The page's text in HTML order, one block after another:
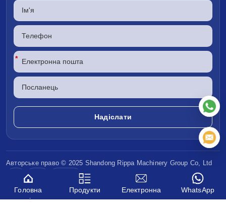
*
Авторське право © 2025 Shandong Rippa Machinery Group Co, Ltd
EPA
Головна
сторінка
Продукти
Електронна
пошта
WhatsApp